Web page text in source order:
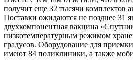
получит еще 32 тысячи комплектов
Поставки ожидаются не позднее 31
двухкомпонентная вакцина
низкотемпературным режимом
градусов. Оборудование для
имеют 84 поликлиники, а также